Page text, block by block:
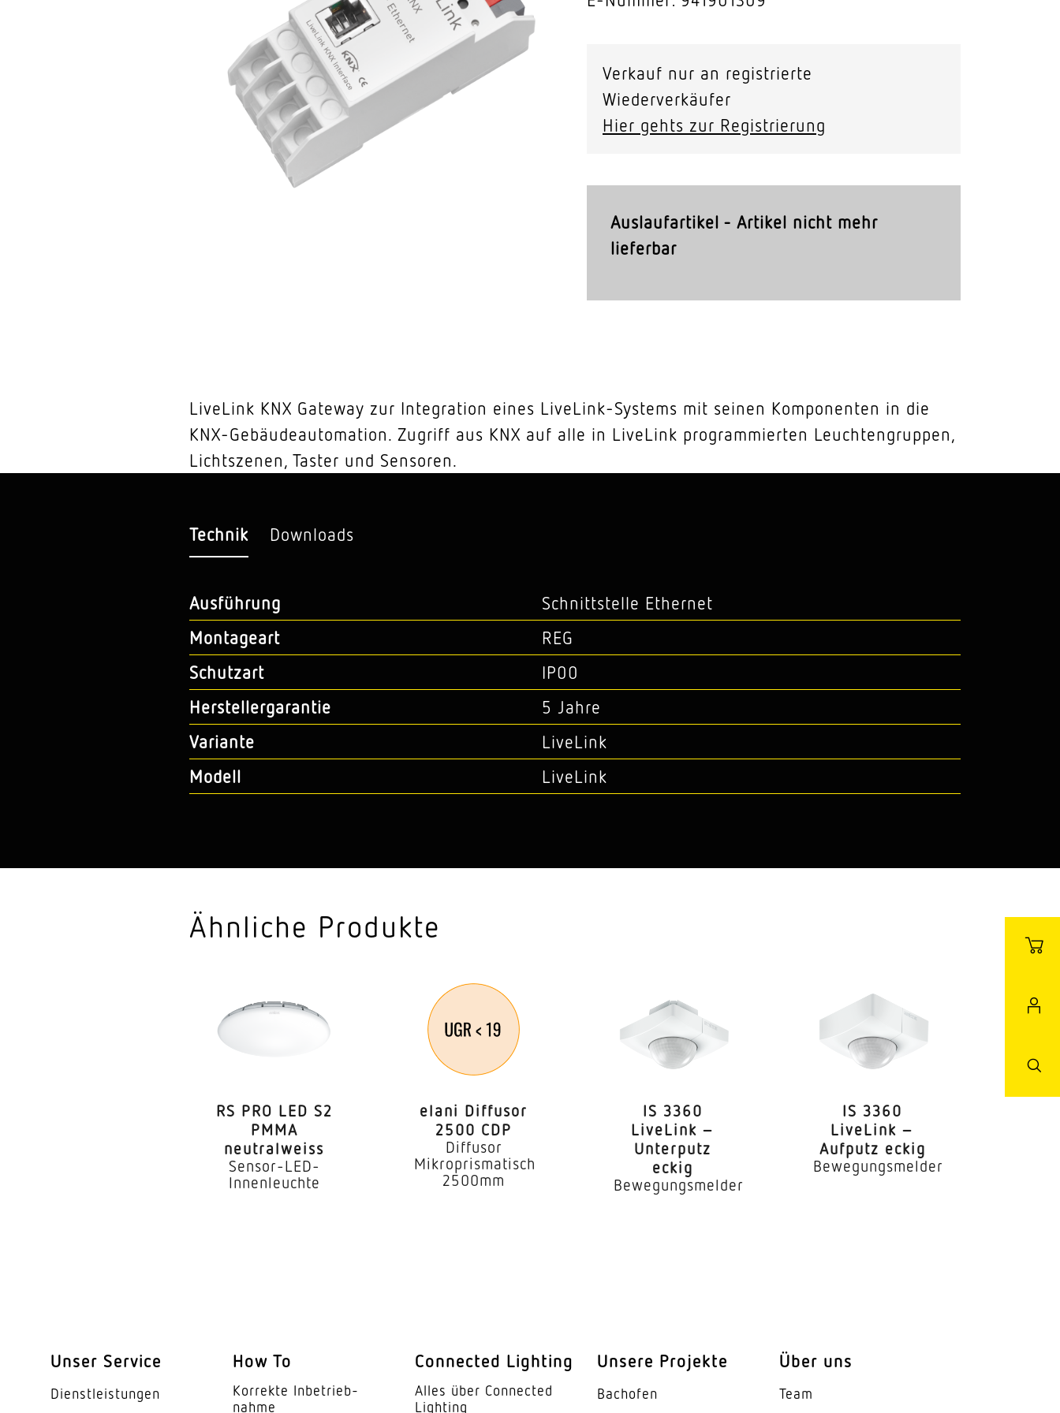
Wand­leuchten
System­kom­po­nenten
Verkauf nur an registrierte
Wiederverkäufer
Hier gehts zur Registrierung
Auslaufartikel - Artikel nicht mehr
lieferbar
LiveLink KNX Gateway zur Integration eines LiveLink-Systems mit seinen Komponenten in die
KNX-Gebäudeautomation. Zugriff aus KNX auf alle in LiveLink programmierten Leuchtengruppen,
Lichtszenen, Taster und Sensoren.
Technik Downloads
Ausführung
Schnittstelle Ethernet
Montageart
REG
Schutzart
IP00
Herstellergarantie
5 Jahre
Variante
LiveLink
Modell
LiveLink
Ähnliche Produkte
RS PRO LED S2
PMMA
neutralweiss
Sensor-LED-
Innenleuchte
elani Diffusor
2500 CDP
Diffusor
Mikroprismatisch
2500mm
IS 3360
LiveLink –
Unterputz
eckig
Bewegungsmelder
IS 3360
LiveLink –
Aufputz eckig
Bewegungsmelder
Unser Service
Dienst­leis­tungen
How To
Korrekte Inbe­trieb­
nahme
Connected Lighting
Alles über Connected
Lighting
Unsere Projekte
Bachofen
Über uns
Team